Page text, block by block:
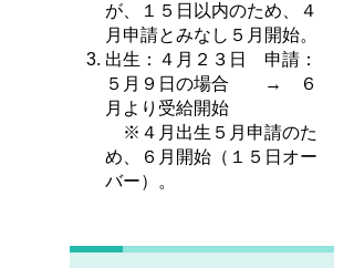
が、１５日以内のため、４
月申請とみなし５月開始。
出生：４月２３日 申請：
５月９日の場合 → ６
月より受給開始
※４月出生５月申請のた
め、６月開始（１５日オー
バー）。